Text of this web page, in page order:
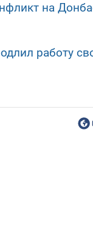
на
работу